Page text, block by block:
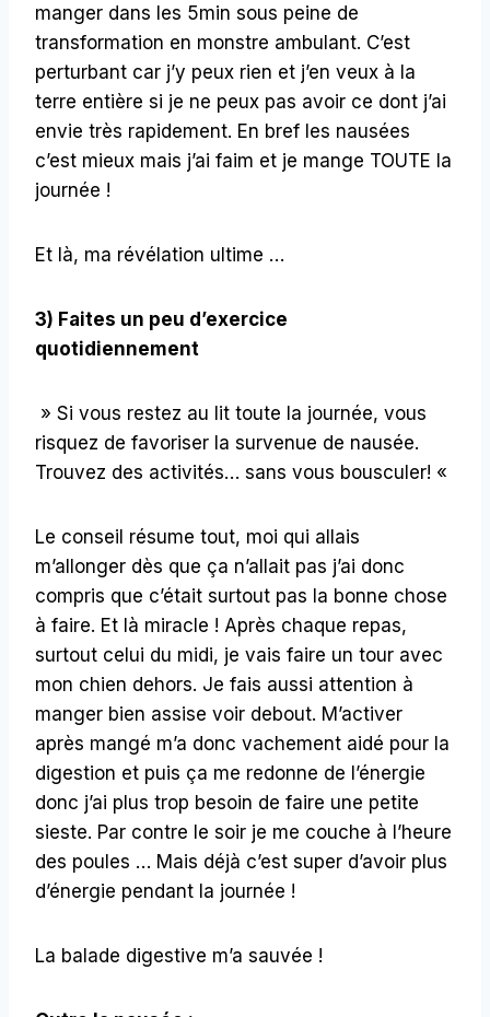
manger dans les 5min sous peine de
transformation en monstre ambulant. C’est
perturbant car j’y peux rien et j’en veux à la
terre entière si je ne peux pas avoir ce dont j’ai
envie très rapidement. En bref les nausées
c’est mieux mais j’ai faim et je mange TOUTE la
journée !
Et là, ma révélation ultime …
3) Faites un peu d’exercice
quotidiennement
» Si vous restez au lit toute la journée, vous
risquez de favoriser la survenue de nausée.
Trouvez des activités… sans vous bousculer! «
Le conseil résume tout, moi qui allais
m’allonger dès que ça n’allait pas j’ai donc
compris que c’était surtout pas la bonne chose
à faire. Et là miracle ! Après chaque repas,
surtout celui du midi, je vais faire un tour avec
mon chien dehors. Je fais aussi attention à
manger bien assise voir debout. M’activer
après mangé m’a donc vachement aidé pour la
digestion et puis ça me redonne de l’énergie
donc j’ai plus trop besoin de faire une petite
sieste. Par contre le soir je me couche à l’heure
des poules … Mais déjà c’est super d’avoir plus
d’énergie pendant la journée !
La balade digestive m’a sauvée !